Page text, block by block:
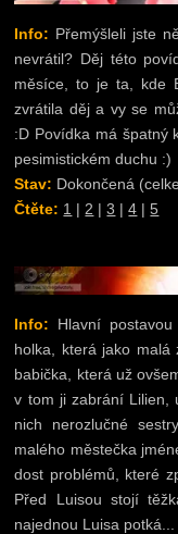
17.8.2009:Přídán
Away
9.8.2009:Další
8.8.2009:Nová
4.8.2009: Dneska
:D ale nevím kdy
(prozatím jen v naší -
Za Konec Šťastným
2.8.2009:Dobrá
ji začnu zveřejňovat.
čtěte ZDE
7.7.2009:Takže,
Heh... :D Jsem to
chtěla jsem vám
nadějně to zatím
není tu nikdo kdo by
tu svojí "psací pauzu"
6.7.2009:Předěláno
Info: Přemýšleli jste
nevrátil? Děj této
měsíce, to je ta, kde
zvrátila děj a vy se
:D Povídka má špatný
pesimistickém duchu :)
Stav: Dokončená
Čtěte: 1 | 2 |3 |4 |5
Info: Hlavní
holka, která jako malá
babička, která už
v tom ji zabrání Lilien,
nich nerozlučné
malého městečka
dost problémů, které
Před Luisou stojí
najednou Luisa potká...